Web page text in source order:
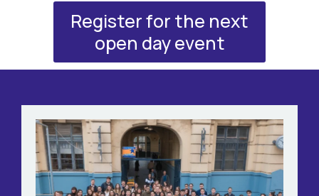
ΓΙΝΕ ΕΘΕΛΟΝΤΗΣ
ΥΠΟΣΤΗΡΙΞΕ ΤΟ ΕΡΓΟ ΜΑΣ
Register for the next
open day event